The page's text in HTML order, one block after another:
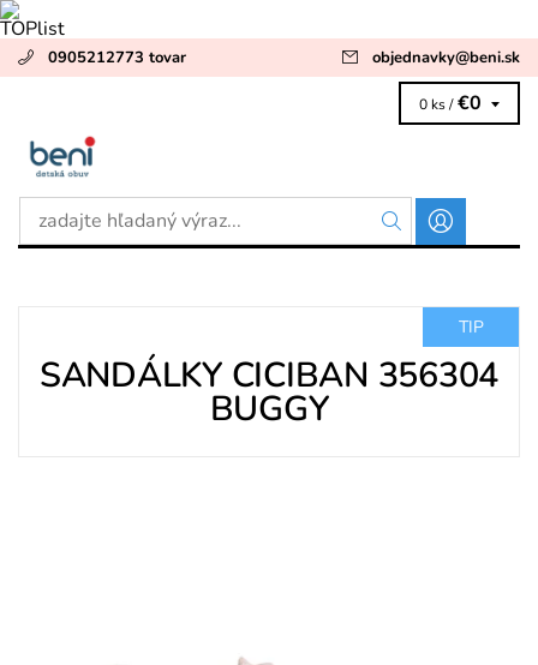
0905212773 tovar objednavky@beni.sk
0 ks / €0
TIP
SANDÁLKY CICIBAN 356304
BUGGY